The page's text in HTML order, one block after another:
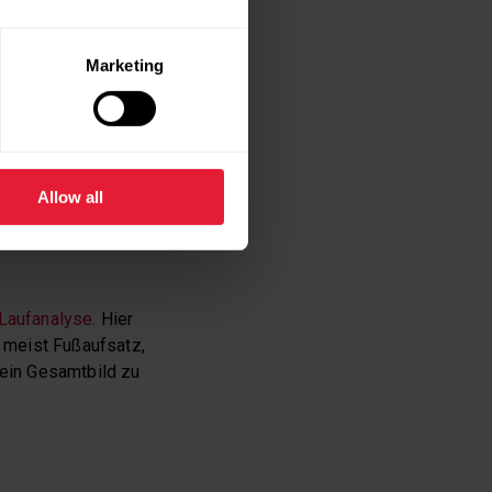
Marketing
Allow all
wichtig,
Art von
Joggen, ist es
Laufanalyse. Hier
Fußaufsatz,
Gesamtbild zu